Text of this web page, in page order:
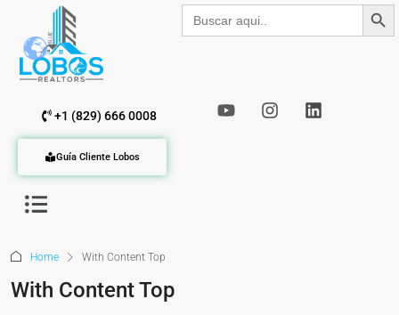
Buscar: Botón de
+1 (829) 666 0008
Guía Cliente Lobos
Home With Content Top
With Content Top